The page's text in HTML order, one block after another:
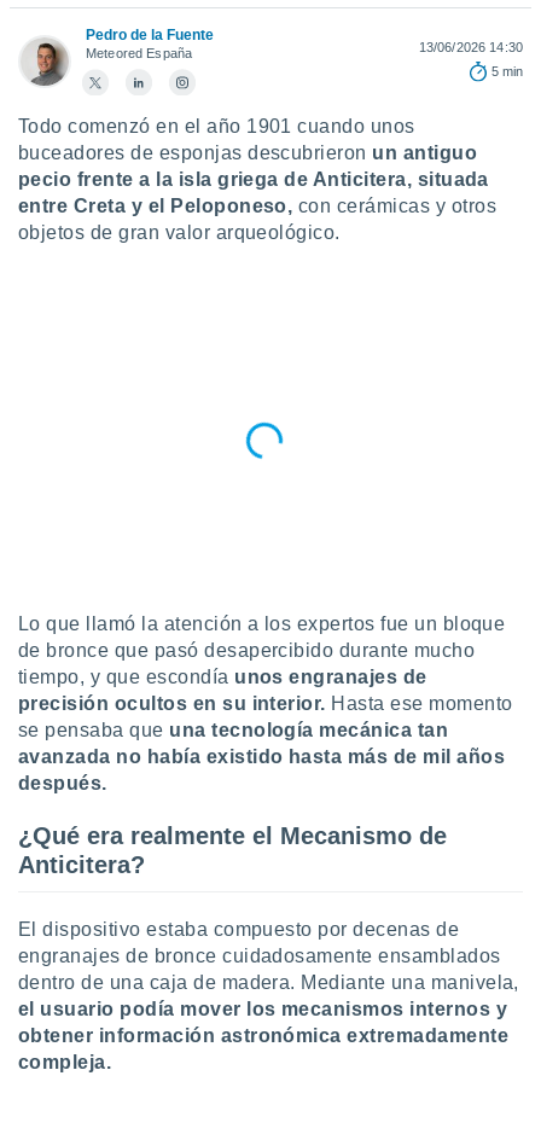
y
en
nuestra
y
te
de que
sean
el sitio
para
ni para
aunque
no
Puedes
acceder a
Pedro de la Fuente
Meteored España
13/06/2026 14:30
5 min
Todo comenzó en el año 1901 cuando unos
buceadores de esponjas descubrieron un antiguo
pecio frente a la isla griega de Anticitera, situada
entre Creta y el Peloponeso, con cerámicas y otros
objetos de gran valor arqueológico.
Lo que llamó la atención a los expertos fue un bloque
de bronce que pasó desapercibido durante mucho
tiempo, y que escondía unos engranajes de
precisión ocultos en su interior. Hasta ese momento
se pensaba que una tecnología mecánica tan
avanzada no había existido hasta más de mil años
después.
¿Qué era realmente el Mecanismo de
Anticitera?
El dispositivo estaba compuesto por decenas de
engranajes de bronce cuidadosamente ensamblados
dentro de una caja de madera. Mediante una manivela,
el usuario podía mover los mecanismos internos y
obtener información astronómica extremadamente
compleja.